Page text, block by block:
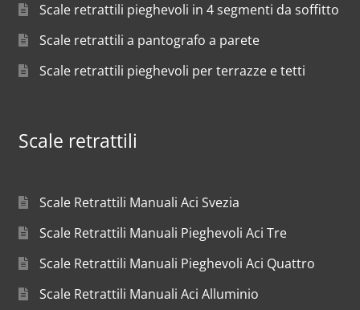
Scale retrattili pieghevoli in 4 segmenti da soffitto
Scale retrattili a pantografo a parete
Scale retrattili pieghevoli per terrazze e tetti
Scale retrattili
Scale Retrattili Manuali Aci Svezia
Scale Retrattili Manuali Pieghevoli Aci Tre
Scale Retrattili Manuali Pieghevoli Aci Quattro
Scale Retrattili Manuali Aci Alluminio